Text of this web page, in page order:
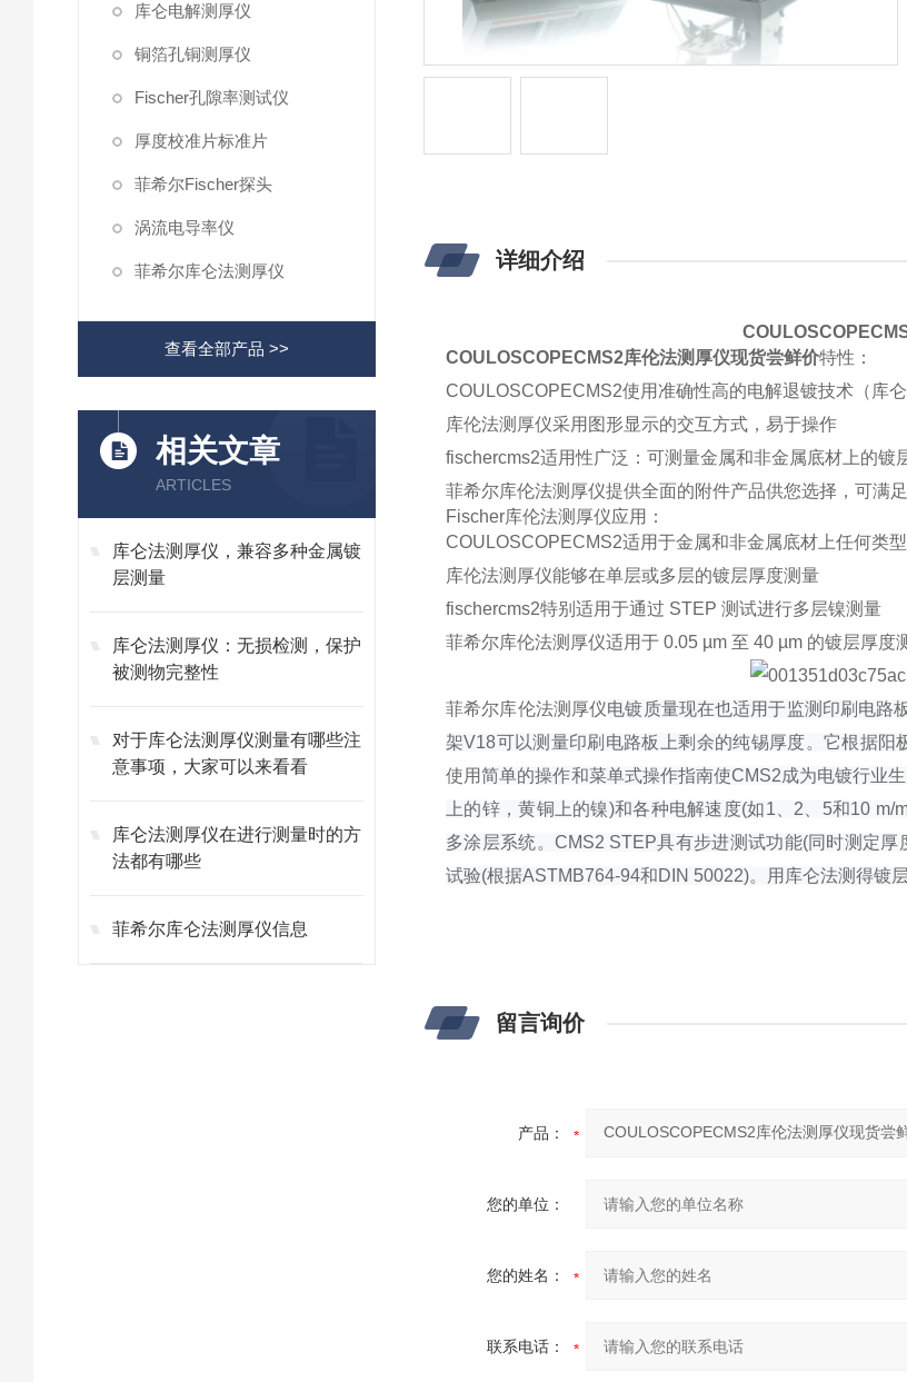
库仑电解测厚仪
铜箔孔铜测厚仪
Fischer孔隙率测试仪
厚度校准片标准片
菲希尔Fischer探头
涡流电导率仪
菲希尔库仑法测厚仪
查看全部产品 >>
相关文章
ARTICLES
库仑法测厚仪，兼容多种金属镀
层测量
库仑法测厚仪：无损检测，保护
被测物完整性
对于库仑法测厚仪测量有哪些注
意事项，大家可以来看看
库仑法测厚仪在进行测量时的方
法都有哪些
菲希尔库仑法测厚仪信息
详细介绍
COULOSCOPECMS2库伦法测厚仪现货尝鲜价特性：
COULOSCOPECMS2使用准确性高的电解退镀技术（库
库伦法测厚仪采用 图形显示的交互方式，易于操作
fischercms2适用性广泛：可测量金属和非金属底材上的镀
菲希尔库伦法测厚仪提供全面的附件产品供您选择，可满
Fischer库伦法测厚仪应用：
COULOSCOPECMS2适用于金属和非金属底材上任何类
库伦法测厚仪能够在单层或多层的镀层厚度测量
fischercms2特别适用于通过 STEP 测试进行多层镍测量
菲希尔库伦法测厚仪适用于 0.05 µm 至 40 µm 的镀层厚度
菲希尔库伦法测厚仪电镀质量现在也适用于监测印刷电路
架V18可以测量印刷电路板上剩余的纯锡厚度。它根据阳
使用简单的操作和菜单式操作指南使CMS2成为电镀行业
上的锌，黄铜上的镍)和各种电解速度(如1、2、5和10 m/
多涂层系统。CMS2 STEP具有步进测试功能(同时测定
试验(根据ASTMB764-94和DIN 50022)。用库仑法测得镀
留言询价
产品：
您的单位：
您的姓名：
联系电话：